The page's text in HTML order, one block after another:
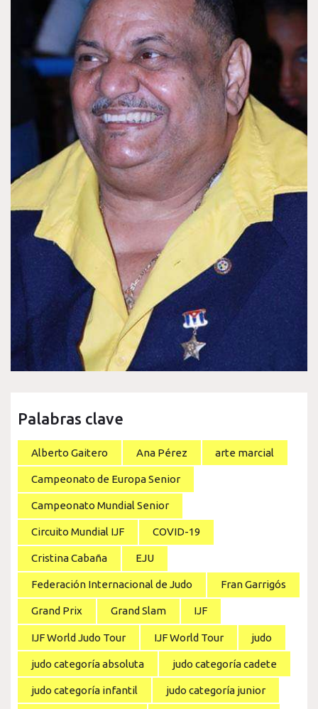
Palabras clave
Alberto Gaitero Ana Pérez arte marcial
Campeonato de Europa Senior
Campeonato Mundial Senior
Circuito Mundial IJF COVID-19
Cristina Cabaña EJU
Federación Internacional de Judo Fran Garrigós
Grand Prix Grand Slam IJF
IJF World Judo Tour IJF World Tour judo
judo categoría absoluta judo categoría cadete
judo categoría infantil judo categoría junior